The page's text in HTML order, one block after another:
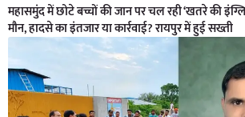
महासमुंद में छोटे बच्चों की जान पर चल रही ‘खतरे की
मौन, हादसे का इंतजार या कार्रवाई? रायपुर में हुई सख्ती